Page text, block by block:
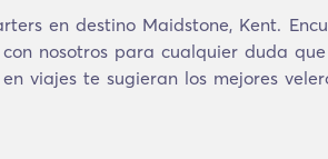
en destino Maidstone, Kent.
nosotros para cualquier duda
viajes te sugieran los mejores